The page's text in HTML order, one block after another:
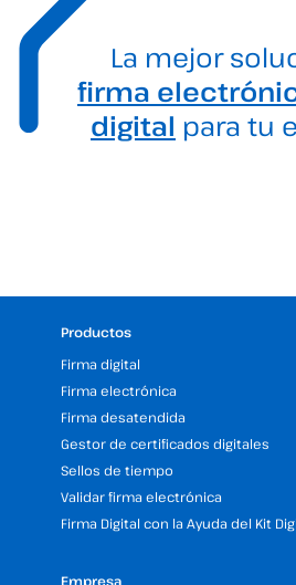
La mejor
firma
digital para tu
Productos
Firma digital
Firma electrónica
Firma desatendida
Gestor de certificados digitales
Sellos de tiempo
Validar firma electrónica
Firma Digital con la Ayuda del Kit
Empresa